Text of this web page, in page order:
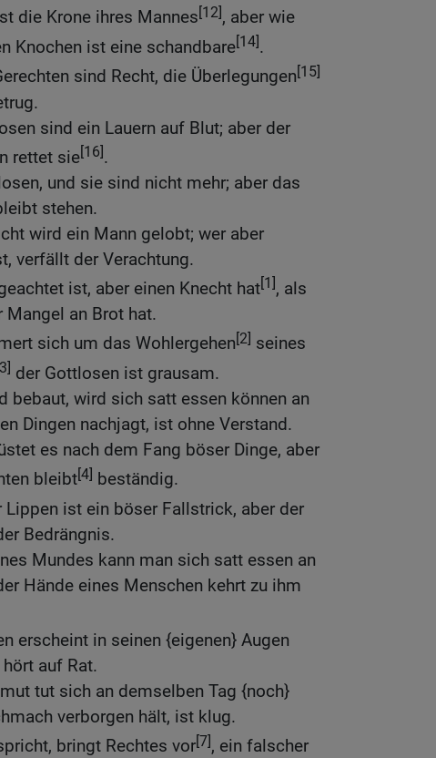
die Krone ihres Mannes[12], aber wie
Knochen ist eine schandbare[14].
sind Recht, die Überlegungen[15]
sind ein Lauern auf Blut; aber der
rettet sie[16].
und sie sind nicht mehr; aber das
stehen.
wird ein Mann gelobt; wer aber
verfällt der Verachtung.
ist, aber einen Knecht hat[1], als
Mangel an Brot hat.
sich um das Wohlergehen[2] seines
der Gottlosen ist grausam.
bebaut, wird sich satt essen können an
Dingen nachjagt, ist ohne Verstand.
es nach dem Fang böser Dinge, aber
bleibt[4] beständig.
Lippen ist ein böser Fallstrick, aber der
Bedrängnis.
Mundes kann man sich satt essen an
Hände eines Menschen kehrt zu ihm
erscheint in seinen {eigenen} Augen
auf Rat.
tut sich an demselben Tag {noch}
verborgen hält, ist klug.
bringt Rechtes vor[7], ein falscher